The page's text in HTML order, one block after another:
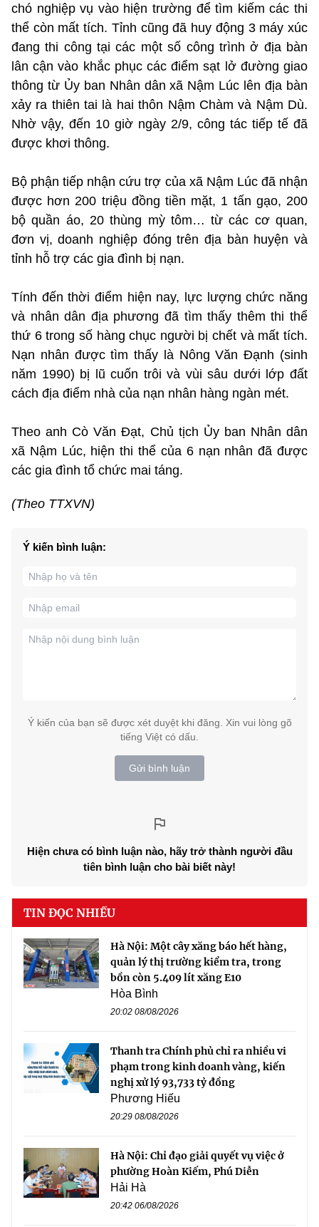
chó nghiệp vụ vào hiện trường để tìm kiếm các thi
thể còn mất tích. Tỉnh cũng đã huy động 3 máy xúc
đang thi công tại các một số công trình ở địa bàn
lân cận vào khắc phục các điểm sạt lở đường giao
thông từ Ủy ban Nhân dân xã Nậm Lúc lên địa bàn
xảy ra thiên tai là hai thôn Nậm Chàm và Nậm Dù.
Nhờ vậy, đến 10 giờ ngày 2/9, công tác tiếp tế đã
được khơi thông.
Bộ phận tiếp nhận cứu trợ của xã Nậm Lúc đã nhận
được hơn 200 triệu đồng tiền mặt, 1 tấn gạo, 200
bộ quần áo, 20 thùng mỳ tôm… từ các cơ quan,
đơn vị, doanh nghiệp đóng trên địa bàn huyện và
tỉnh hỗ trợ các gia đình bị nạn.
Tính đến thời điểm hiện nay, lực lượng chức năng
và nhân dân địa phương đã tìm thấy thêm thi thể
thứ 6 trong số hàng chục người bị chết và mất tích.
Nạn nhân được tìm thấy là Nông Văn Đạnh (sinh
năm 1990) bị lũ cuốn trôi và vùi sâu dưới lớp đất
cách địa điểm nhà của nạn nhân hàng ngàn mét.
Theo anh Cò Văn Đạt, Chủ tịch Ủy ban Nhân dân
xã Nậm Lúc, hiện thi thể của 6 nạn nhân đã được
các gia đình tổ chức mai táng.
(Theo TTXVN)
Ý kiến bình luận:
Ý kiến của bạn sẽ được xét duyệt khi đăng. Xin vui lòng gõ
tiếng Việt có dấu.
Gửi bình luận
Hiện chưa có bình luận nào, hãy trở thành người đầu
tiên bình luận cho bài biết này!
TIN ĐỌC NHIỀU
Hà Nội: Một cây xăng báo hết hàng,
quản lý thị trường kiểm tra, trong
bồn còn 5.409 lít xăng E10
Hòa Bình
20:02 08/08/2026
Thanh tra Chính phủ chỉ ra nhiều vi
phạm trong kinh doanh vàng, kiến
nghị xử lý 93,733 tỷ đồng
Phương Hiếu
20:29 08/08/2026
Hà Nội: Chỉ đạo giải quyết vụ việc ở
phường Hoàn Kiếm, Phú Diễn
Hải Hà
20:42 06/08/2026